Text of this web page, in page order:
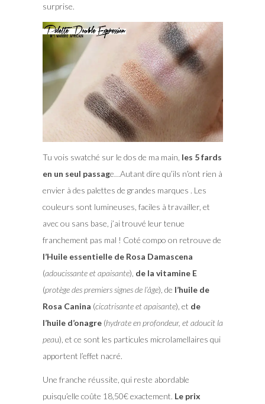
surprise.
Tu vois swatché sur le dos de ma main, les 5 fards
en un seul passage…Autant dire qu’ils n’ont rien à
envier à des palettes de grandes marques . Les
couleurs sont lumineuses, faciles à travailler, et
avec ou sans base, j’ai trouvé leur tenue
franchement pas mal ! Coté compo on retrouve de
l’Huile essentielle de Rosa Damascena
(adoucissante et apaisante), de la vitamine E
(protège des premiers signes de l’âge), de l’huile de
Rosa Canina (cicatrisante et apaisante), et de
l’huile d’onagre(hydrate en profondeur, et adoucit la
peau), et ce sont les particules microlamellaires qui
apportent l’effet nacré.
Une franche réussite, qui reste abordable
puisqu’elle coûte 18,50€ exactement. Le prix